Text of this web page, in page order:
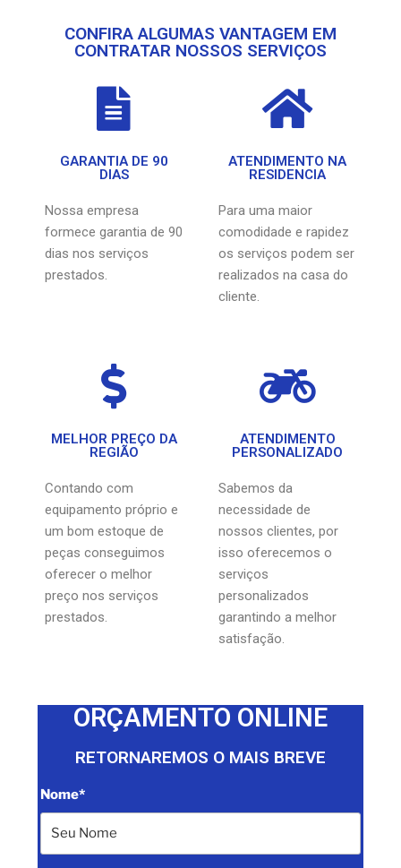
CONFIRA ALGUMAS VANTAGEM EM
CONTRATAR NOSSOS SERVIÇOS
GARANTIA DE 90
DIAS
Nossa empresa
formece garantia de 90
dias nos serviços
prestados.
ATENDIMENTO NA
RESIDENCIA
Para uma maior
comodidade e rapidez
os serviços podem ser
realizados na casa do
cliente.
MELHOR PREÇO DA
REGIÃO
Contando com
equipamento próprio e
um bom estoque de
peças conseguimos
oferecer o melhor
preço nos serviços
prestados.
ATENDIMENTO
PERSONALIZADO
Sabemos da
necessidade de
nossos clientes, por
isso oferecemos o
serviços
personalizados
garantindo a melhor
satisfação.
ORÇAMENTO ONLINE
RETORNAREMOS O MAIS BREVE
Nome*